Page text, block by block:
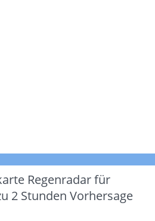
Regenradar für
2 Stunden Vorhersage